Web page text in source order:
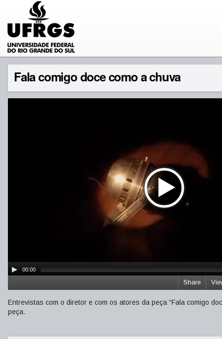
Fala comigo doce como a chuva
00:00
Share
Entrevistas com o diretor e com os atores da peça “Fala comigo
peça.